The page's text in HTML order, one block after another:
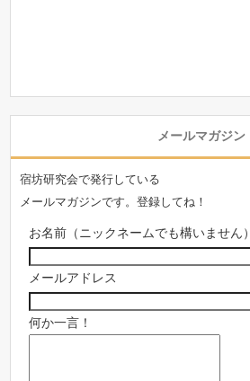
メールマガジン
宿坊研究会で発行している
メールマガジンです。登録してね！
お名前（ニックネームでも構いません）
メールアドレス
何か一言！